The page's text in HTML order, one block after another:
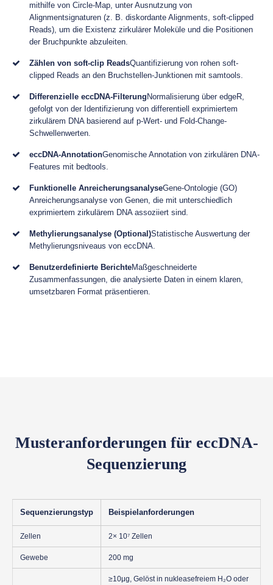
mithilfe von Circle-Map, unter Ausnutzung von
Alignmentsignaturen (z. B. diskordante Alignments, soft-clipped
Reads), um die Existenz zirkulärer Moleküle und die Positionen
der Bruchpunkte abzuleiten.
Zählen von soft-clip ReadsQuantifizierung von rohen soft-
clipped Reads an den Bruchstellen-Junktionen mit samtools.
Differenzielle eccDNA-Filterung Normalisierung über edgeR,
gefolgt von der Identifizierung von differentiell exprimiertem
zirkulärem DNA basierend auf p-Wert- und Fold-Change-
Schwellenwerten.
eccDNA-AnnotationGenomische Annotation von zirkulären DNA-
Features mit bedtools.
Funktionelle AnreicherungsanalyseGene-Ontologie (GO)
Anreicherungsanalyse von Genen, die mit unterschiedlich
exprimiertem zirkulärem DNA assoziiert sind.
Methylierungsanalyse (Optional)Statistische Auswertung der
Methylierungsniveaus von eccDNA.
Benutzerdefinierte BerichteMaßgeschneiderte
Zusammenfassungen, die analysierte Daten in einem klaren,
umsetzbaren Format präsentieren.
Musteranforderungen für eccDNA-
Sequenzierung
Sequenzierungstyp Beispielanforderungen
Zellen 2× 10⁷ Zellen
Gewebe 200 mg
≥10μg, Gelöst in nukleasefreiem H₂O oder